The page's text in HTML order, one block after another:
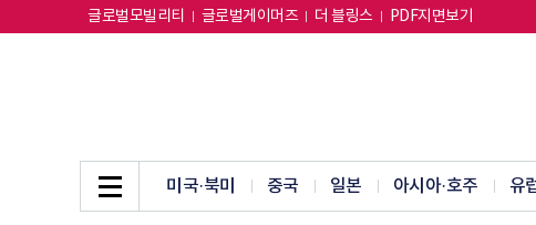
글로벌모빌리티 글로벌게이머즈 더 블링스 PDF지면보기
미국·북미 중국 일본 아시아·호주 유